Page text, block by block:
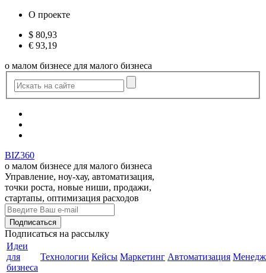
О проекте
$ 80,93
€ 93,19
о малом бизнесе для малого бизнеса
BIZ360
о малом бизнесе для малого бизнеса
Управление, ноу-хау, автоматизация,
точки роста, новые ниши, продажи,
стартапы, оптимизация расходов
Подписаться на рассылку
Идеи
для
бизнеса
Технологии Кейсы Маркетинг Автоматизация